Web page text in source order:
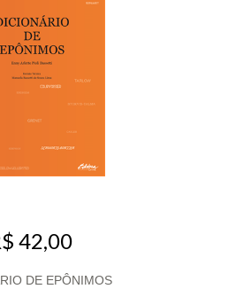
42,00
DE EPÔNIMOS